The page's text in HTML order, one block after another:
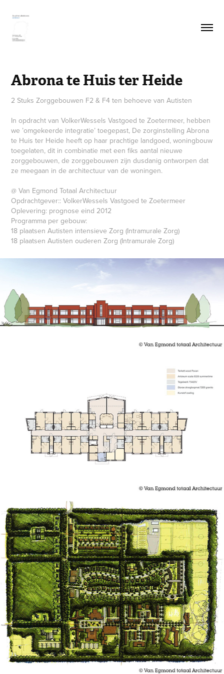
Abrona te Huis ter Heide
2 Stuks Zorggebouwen F2 & F4 ten behoeve van Autisten
In opdracht van VolkerWessels Vastgoed te Zoetermeer, hebben
we ’omgekeerde integratie’ toegepast, De zorginstelling Abrona
te Huis ter Heide heeft op haar prachtige landgoed, woningbouw
toegelaten, dit in combinatie met een fiks aantal nieuwe
zorggebouwen, de zorggebouwen zijn dusdanig ontworpen dat
ze meegaan in de architectuur van de woningen.
@ Van Egmond Totaal Architectuur
Opdrachtgever:: VolkerWessels Vastgoed te Zoetermeer
Oplevering: prognose eind 2012
Programma per gebouw:
18 plaatsen Autisten intensieve Zorg (Intramurale Zorg)
18 plaatsen Autisten ouderen Zorg (Intramurale Zorg)